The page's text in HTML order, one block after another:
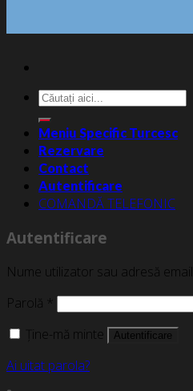
Caută
după:
Meniu Specific Turcesc
Rezervare
Contact
Autentificare
COMANDĂ TELEFONIC
Autentificare
Nume utilizator sau adresă email
Parolă *
Ține-mă minte
Autentificare
Ai uitat parola?